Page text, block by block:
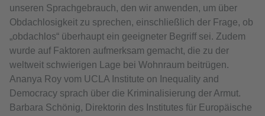
unseren Sprachgebrauch, den wir anwenden, um über
Obdachlosigkeit zu sprechen, einschließlich der Frage, ob
„obdachlos“ überhaupt ein geeigneter Begriff sei. Zudem
wurde auf Faktoren aufmerksam gemacht, die zu der
weltweit schwierigen Lage bei Wohnraum beitrügen.
Ananya Roy vom UCLA Institute on Inequality and
Democracy sprach über die Kriminalisierung der Armut.
Barbara Schönig, Direktorin des Institutes für Europäische